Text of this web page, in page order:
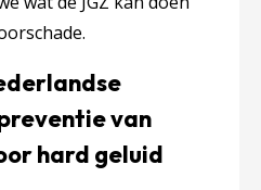
van
hard geluid